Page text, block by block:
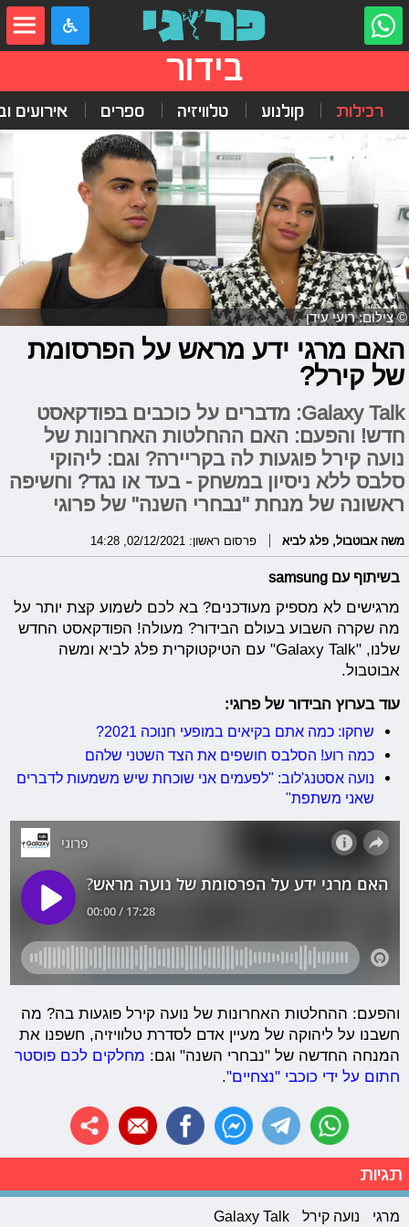
בידור
רכילות קולנוע טלוויזיה ספרים אירועים
© צילום: רועי עידן
האם מרגי ידע מראש על הפרסומת
של קירל?
Galaxy Talk: מדברים על כוכבים בפודקאסט
חדש! והפעם: האם ההחלטות האחרונות של
נועה קירל פוגעות לה בקריירה? וגם: ליהוקי
סלבס ללא ניסיון במשחק - בעד או נגד? וחשיפה
ראשונה של מנחת "נבחרי השנה" של פרוגי
משה אבוטבול, פלג לביא פרסום ראשון: 02/12/2021, 14:28
בשיתוף עם samsung
מרגישים לא מספיק מעודכנים? בא לכם לשמוע קצת יותר על
מה שקרה השבוע בעולם הבידור? מעולה! הפודקאסט החדש
שלנו, "Galaxy Talk" עם הטיקטוקרית פלג לביא ומשה
אבוטבול.
עוד בערוץ הבידור של פרוגי:
שחקו: כמה אתם בקיאים במופעי חנוכה 2021?
כמה רוע! הסלבס חושפים את הצד השטני שלהם
נועה אסטנג'לוב: "לפעמים אני שוכחת שיש משמעות לדברים
שאני משתפת"
והפעם: ההחלטות האחרונות של נועה קירל פוגעות בה? מה
חשבנו על ליהוקה של מעיין אדם לסדרת טלוויזיה, חשפנו את
המנחה החדשה של "נבחרי השנה" וגם: מחלקים לכם פוסטר
חתום על ידי כוכבי "נצחיים".
תגיות
מרגי נועה קירל Galaxy Talk